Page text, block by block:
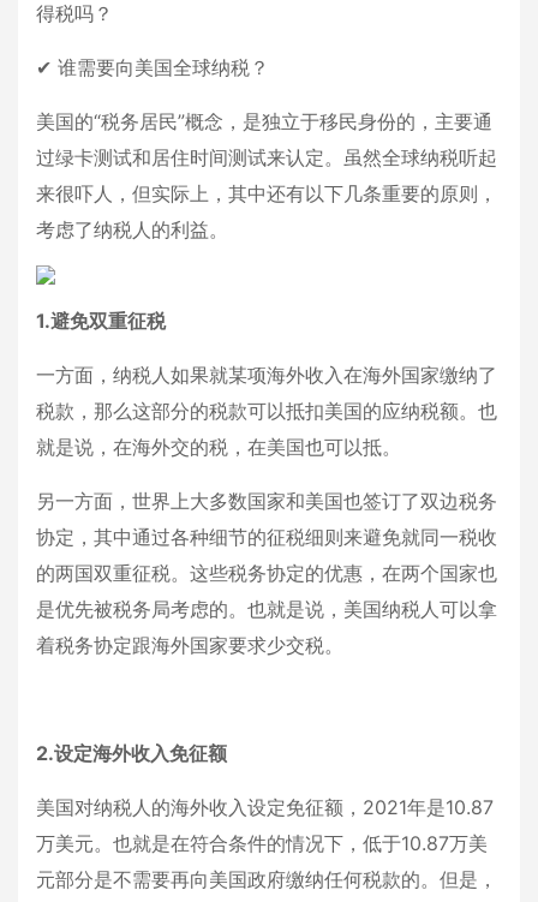
得税吗？
✔ 谁需要向美国全球纳税？
美国的“税务居民”概念，是独立于移民身份的，主要通
过绿卡测试和居住时间测试来认定。虽然全球纳税听起
来很吓人，但实际上，其中还有以下几条重要的原则，
考虑了纳税人的利益。
1.避免双重征税
一方面，纳税人如果就某项海外收入在海外国家缴纳了
税款，那么这部分的税款可以抵扣美国的应纳税额。也
就是说，在海外交的税，在美国也可以抵。
另一方面，世界上大多数国家和美国也签订了双边税务
协定，其中通过各种细节的征税细则来避免就同一税收
的两国双重征税。这些税务协定的优惠，在两个国家也
是优先被税务局考虑的。也就是说，美国纳税人可以拿
着税务协定跟海外国家要求少交税。
2.设定海外收入免征额
美国对纳税人的海外收入设定免征额，2021年是10.87
万美元。也就是在符合条件的情况下，低于10.87万美
元部分是不需要再向美国政府缴纳任何税款的。但是，